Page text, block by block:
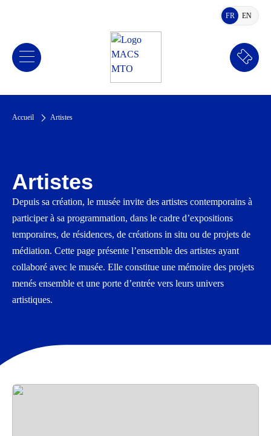
FRFRANÇAIS
EN
Accueil Artistes
Artistes
Depuis sa création, le musée invite des artistes contemporains à
participer à sa programmation, dans le cadre d’expositions
temporaires, de résidences, de créations in situ ou de projets de
médiation. Cette page présente l’ensemble des artistes ayant
collaboré avec le musée. Elle constitue une mémoire des projets
menés ensemble et une porte d’entrée vers leurs univers
artistiques.